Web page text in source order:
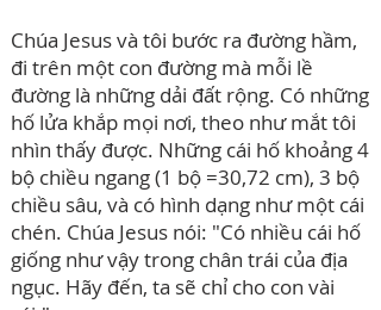
Chúa Jesus và tôi bước ra đường hầm,
đi trên một con đường mà mỗi lề
đường là những dải đất rộng. Có những
hố lửa khắp mọi nơi, theo như mắt tôi
nhìn thấy được. Những cái hố khoảng 4
bộ chiều ngang (1 bộ =30,72 cm), 3 bộ
chiều sâu, và có hình dạng như một cái
chén. Chúa Jesus nói: "Có nhiều cái hố
giống như vậy trong chân trái của địa
ngục. Hãy đến, ta sẽ chỉ cho con vài